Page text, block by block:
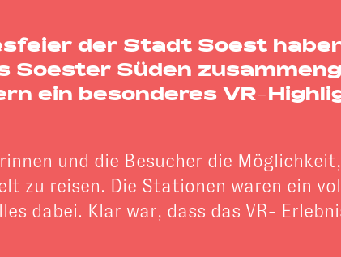
der Stadt Soest
Soester Süden
ein besonderes VR-
und die Besucher die
zu reisen. Die Stationen waren ein
dabei. Klar war, dass das VR-